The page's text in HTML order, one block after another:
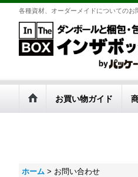
各種資材、オーダーメイドについてのお
お買い物ガイド
ホーム > お問い合わせ